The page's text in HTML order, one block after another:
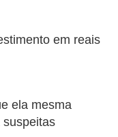
em reais
ela mesma
suspeitas